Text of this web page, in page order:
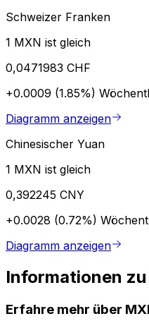
Schweizer Franken
1 MXN ist gleich
0,0471983 CHF
+0.0009 (1.85%)
Diagramm anzeigen
Chinesischer Yuan
1 MXN ist gleich
0,392245 CNY
+0.0028 (0.72%)
Diagramm anzeigen
Informationen
Erfahre mehr über